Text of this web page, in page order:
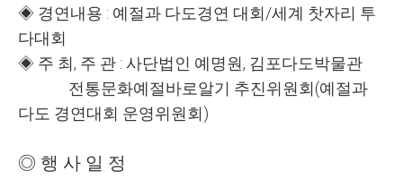
◈ 경연내용 : 예절과 다도경연 대회/세계 찻자리 투
다대회
◈ 주 최, 주 관 : 사단법인 예명원, 김포다도박물관
전통문화예절바로알기 추진위원회(예절과
다도 경연대회 운영위원회)
◎ 행 사 일 정